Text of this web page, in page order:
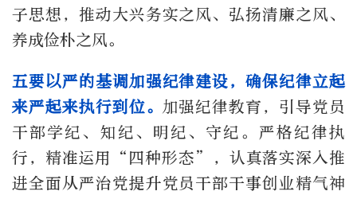
子思想，推动大兴务实之风、弘扬清廉之风、
养成俭朴之风。
五要以严的基调加强纪律建设，确保纪律立起
来严起来执行到位。 加强纪律教育，引导党员
干部学纪、知纪、明纪、守纪。严格纪律执
行，精准运用“四种形态”，认真落实深入推
进全面从严治党提升党员干部干事创业精气神